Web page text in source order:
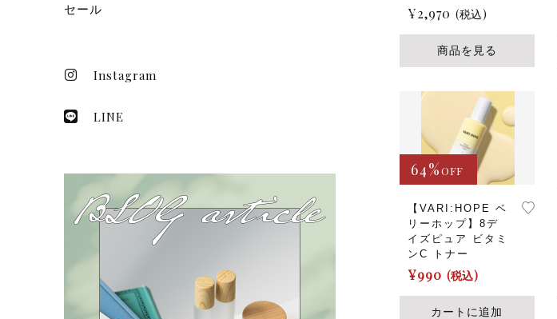
¥2,970 (税込)
商品を見る
【VARI:HOPE ベ
リーホップ】8デ
イズピュア ビタミ
ンC トナー
¥990 (税込)
64%OFF
カートに追加
セール
Instagram
LINE